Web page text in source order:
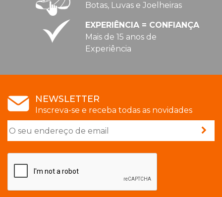
Botas, Luvas e Joelheiras
EXPERIÊNCIA = CONFIANÇA
Mais de 15 anos de
Experiência
NEWSLETTER
Inscreva-se e receba todas as novidades